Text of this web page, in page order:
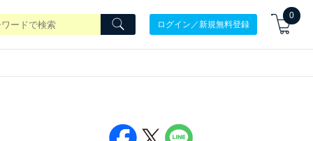
ログイン／新規無料登録
0